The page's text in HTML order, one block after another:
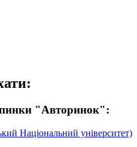
"Авторинок":
Національний університет)